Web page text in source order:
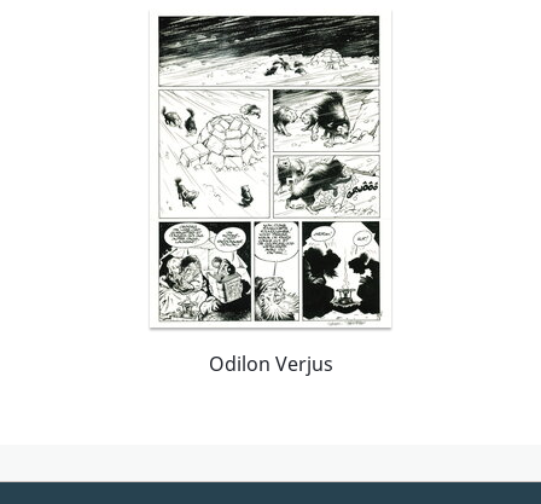
Odilon Verjus